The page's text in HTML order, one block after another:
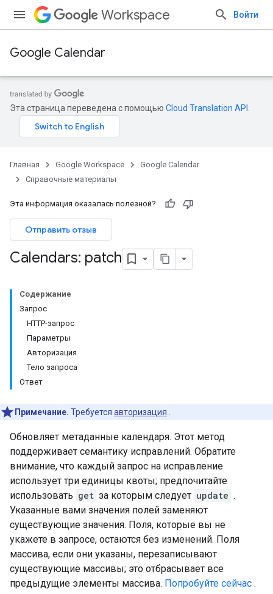
Workspace Войти
Google Calendar
Эта страница переведена с помощью Cloud Translation API
Главная Google Workspace
Google Calendar
Справочные материалы
Эта информация оказалась полезной?
Отправить отзыв
Calendars: patch
Содержание
Запрос
HTTP-запрос
Параметры
Авторизация
Тело запроса
Ответ
Примечание. Требуется авторизация
Обновляет метаданные календаря. Этот метод
поддерживает семантику исправлений. Обратите
внимание, что каждый запрос на исправление
использует три единицы квоты; предпочитайте
использовать get за которым следует update .
Указанные вами значения полей заменяют
существующие значения. Поля, которые вы не
укажете в запросе, остаются без изменений. Поля
массива, если они указаны, перезаписывают
существующие массивы; это отбрасывает все
предыдущие элементы массива. Попробуйте сейчас .